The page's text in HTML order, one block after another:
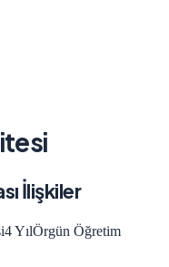
İlişkiler
4YılÖrgün Öğretim